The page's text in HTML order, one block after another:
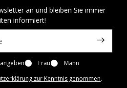
auf ein Paar Derby-Schuhe
Modell, das Ihre Anzüge mit
wird. Und durch die bequeme
Ferse eignen sie sich ideal
Termin zum nächsten zu
Anzug oder eine
und Hose in unterschiedlichen
mit einem Paar Oxford-Schuhe in
an und bleiben Sie immer
informiert!
Frau
Mann
zur Kenntnis genommen.